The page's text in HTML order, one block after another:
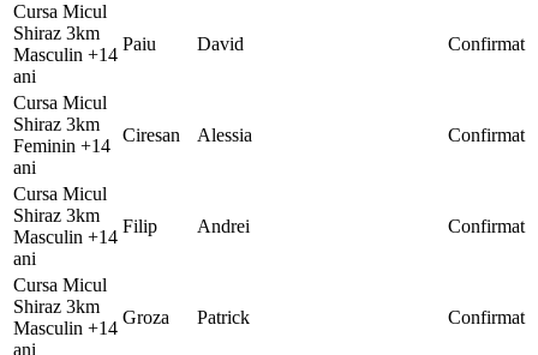
Cursa Micul
Shiraz 3km
Masculin +14
ani
Paiu David Confirmat
Cursa Micul
Shiraz 3km
Feminin +14
ani
Ciresan Alessia Confirmat
Cursa Micul
Shiraz 3km
Masculin +14
ani
Filip Andrei Confirmat
Cursa Micul
Shiraz 3km
Masculin +14
ani
Groza Patrick Confirmat